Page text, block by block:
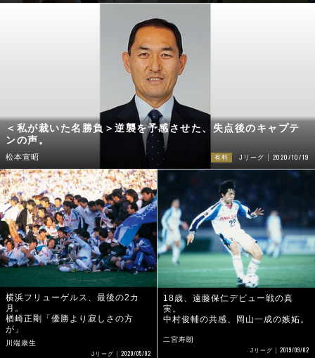
＜私が裁いた名勝負＞逆襲を予感させた、失点後のキャプテ
ンの声。
松本宣昭 有料 Jリーグ 2020/10/19
横浜フリューゲルス、最後の2カ
月。
楢崎正剛「優勝より寂しさの方
が」
川端康生
Jリーグ 2020/05/02
18歳、遠藤保仁デビュー戦の真
実。
中村俊輔の共感、岡山一成の嫉妬。
二宮寿朗
Jリーグ 2019/09/02